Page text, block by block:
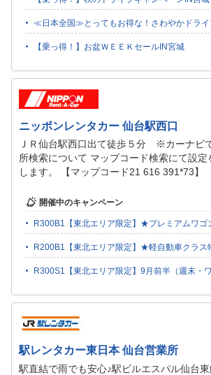
≪日本全国≫とってもお得な！さわやかドライブキャンペーン～
【乗っ得！】お盆ＷＥＥＫセールIN宮城
ニッポンレンタカー 仙台駅西口
ＪＲ仙台駅西口出て徒歩５分 ※カーナビ
所検索について マップコード検索にて設定
します。 【マップコード21 616 391*73】
開催中のキャンペーン
R300B1【東北エリア限定】★プレミアムワゴンクラス特
R200B1【東北エリア限定】★軽自動車クラス特別
R300S1【東北エリア限定】9月前半（週末・ワゴン車
駅レンタカー東日本 仙台営業所
駅直結で雨でも安心♪駅ビルエスパル仙台東